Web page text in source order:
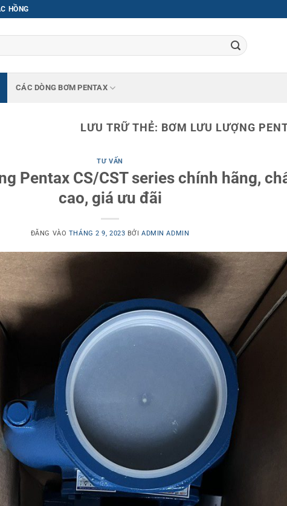
HỒNG
CÁC DÒNG BƠM PENTAX
LƯU TRỮ THẺ: BƠM LƯU LƯỢNG
TƯ VẤN
Pentax CS/CST series chính hãng,
cao, giá ưu đãi
ĐĂNG VÀO THÁNG 2 9, 2023 BỞIADMIN ADMIN